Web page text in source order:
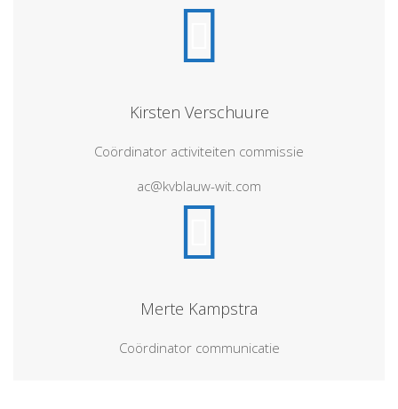
Kirsten Verschuure
Coördinator activiteiten commissie
ac@kvblauw-wit.com
Merte Kampstra
Coördinator communicatie